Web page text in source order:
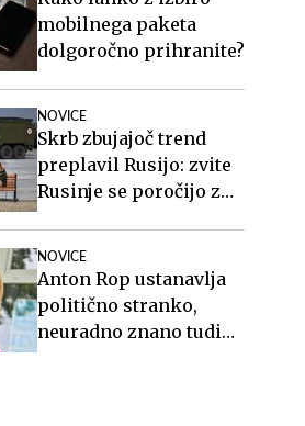
mobilnega paketa
dolgoročno prihranite?
NOVICE
Skrb zbujajoč trend
preplavil Rusijo: zvite
Rusinje se poročijo z
poberejo ves denar
NOVICE
Anton Rop ustanavlja
politično stranko,
neuradno znano tudi